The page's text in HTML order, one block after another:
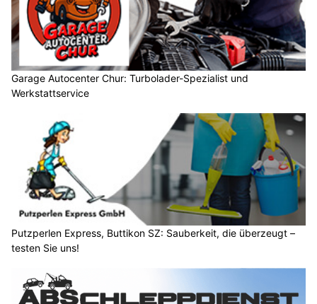
Garage Autocenter Chur: Turbolader-Spezialist und
Werkstattservice
Putzperlen Express, Buttikon SZ: Sauberkeit, die überzeugt –
testen Sie uns!